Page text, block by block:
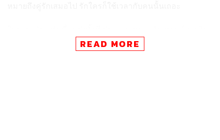
ดื่มที่ดูเหมือนว่าทุกวันนี้นักจิบทั่วโลกจะให้ความสนใจกับเน
เชอรัลไวน์มากขึ้น แถมบ้านเราก็มีร้านใหม่ๆ ที่โฟกัสเฉพาะ
READ MORE